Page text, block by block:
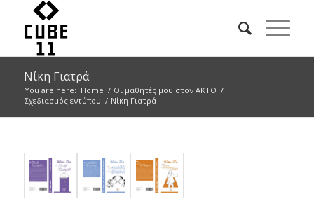
Νίκη Γιατρά
You are here: Home / Οι μαθητές μου στον ΑΚΤΟ /
Σχεδιασμός εντύπου / Νίκη Γιατρά